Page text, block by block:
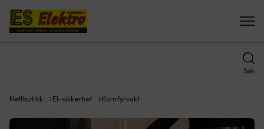
Søk
Nettbutikk El-sikkerhet Komfyrvakt